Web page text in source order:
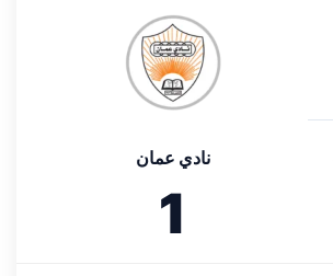
نادي عمان
1